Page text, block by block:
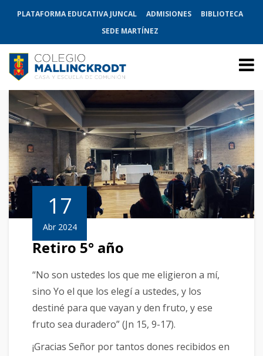
PLATAFORMA EDUCATIVA JUNCAL ADMISIONES
BIBLIOTECA
SEDE MARTÍNEZ
17
Abr 2024
Retiro 5° año
“No son ustedes los que me eligieron a mí,
sino Yo el que los elegí a ustedes, y los
destiné para que vayan y den fruto, y ese
fruto sea duradero” (Jn 15, 9-17).
¡Gracias Señor por tantos dones recibidos en